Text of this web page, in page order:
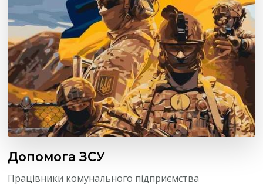
Допомога ЗСУ
Працівники комунального підприємства